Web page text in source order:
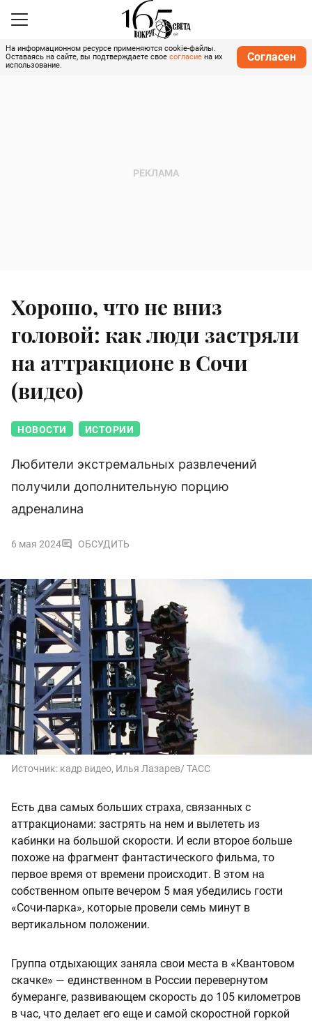
На информационном ресурсе применяются cookie-файлы.
Оставаясь на сайте, вы подтверждаете свое согласие на их
использование.
Согласен
Хорошо, что не вниз
головой: как люди застряли
на аттракционе в Сочи
(видео)
НОВОСТИ ИСТОРИИ
Любители экстремальных развлечений
получили дополнительную порцию
адреналина
6 мая 2024 ОБСУДИТЬ
Источник: кадр видео, Илья Лазарев/ ТАСС
Есть два самых больших страха, связанных с
аттракционами: застрять на нем и вылететь из
кабинки на большой скорости. И если второе больше
похоже на фрагмент фантастического фильма, то
первое время от времени происходит. В этом на
собственном опыте вечером 5 мая убедились гости
«Сочи-парка», которые провели семь минут в
вертикальном положении.
Группа отдыхающих заняла свои места в «Квантовом
скачке» — единственном в России перевернутом
бумеранге, развивающем скорость до 105 километров
в час, что делает его еще и самой скоростной горкой